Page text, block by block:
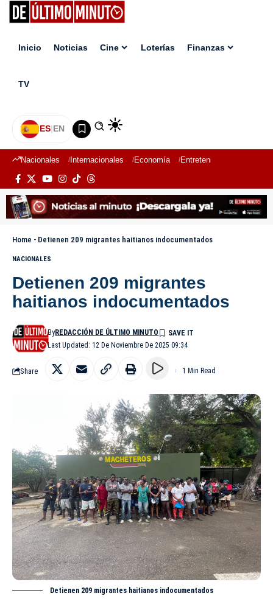
Inicio Noticias Cine Loterías Finanzas
TV
ES|EN
Nacionales Internacionales Economía Entretenimiento
Home - Detienen 209 migrantes haitianos indocumentados
NACIONALES
Detienen 209 migrantes
haitianos indocumentados
Last Updated: 12 De Noviembre De 2025 09:34
ByREDACCIÓN DE ÚLTIMO MINUTO
Share 1 Min Read
Detienen 209 migrantes haitianos indocumentados